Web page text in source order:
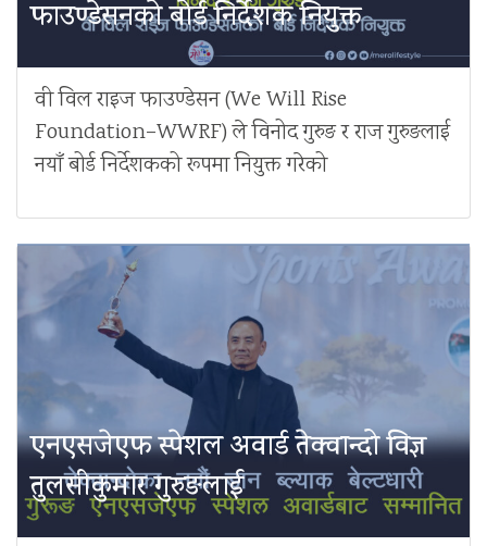
फाउण्डेसनको बोर्ड निर्देशक नियुक्त
वी विल राइज फाउण्डेसन (We Will Rise
Foundation–WWRF) ले विनोद गुरुङ र राज गुरुङलाई
नयाँ बोर्ड निर्देशकको रूपमा नियुक्त गरेको
एनएसजेएफ स्पेशल अवार्ड तेक्वान्दो विज्ञ
तुलसीकुमार गुरुङलाई